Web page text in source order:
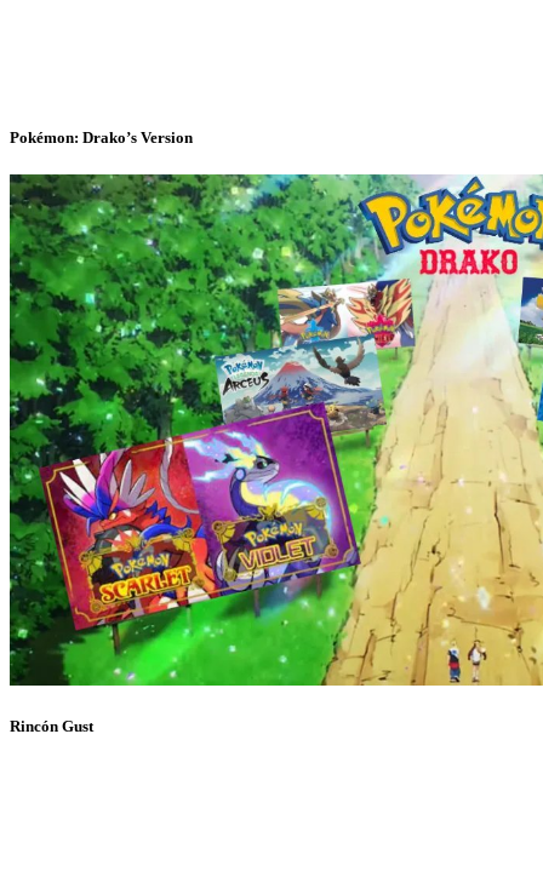
Pokémon: Drako’s Version
Rincón Gust